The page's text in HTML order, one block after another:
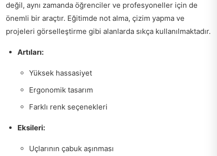
değil, aynı zamanda öğrenciler ve profesyoneller için de
önemli bir araçtır. Eğitimde not alma, çizim yapma ve
projeleri görselleştirme gibi alanlarda sıkça kullanılmaktadır.
Artıları:
Yüksek hassasiyet
Ergonomik tasarım
Farklı renk seçenekleri
Eksileri:
Uçlarının çabuk aşınması